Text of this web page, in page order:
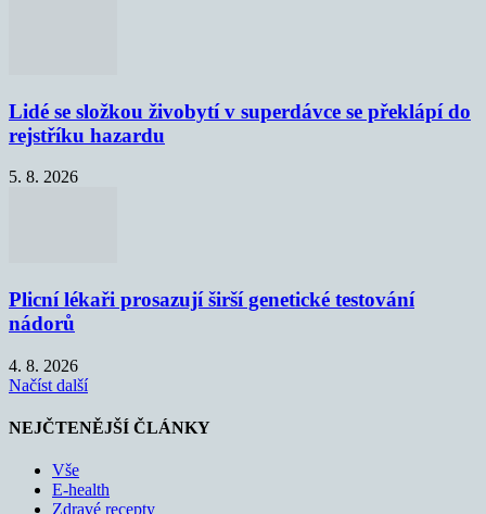
Lidé se složkou živobytí v superdávce se překlápí do
rejstříku hazardu
5. 8. 2026
Plicní lékaři prosazují širší genetické testování
nádorů
4. 8. 2026
Načíst další
NEJČTENĚJŠÍ ČLÁNKY
Vše
E-health
Zdravé recepty